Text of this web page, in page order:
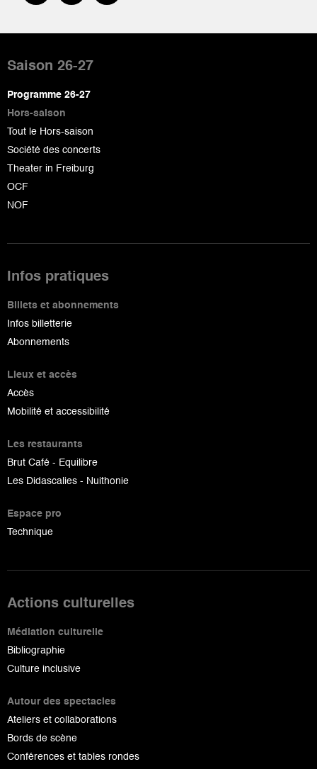
de
page
Saison 26-27
Programme 26-27
Hors-saison
Tout le Hors-saison
Société des concerts
Theater in Freiburg
OCF
NOF
Infos pratiques
Billets et abonnements
Infos billetterie
Abonnements
Lieux et accès
Accès
Mobilité et accessibilité
Les restaurants
Brut Café - Equilibre
Les Didascalies - Nuithonie
Espace pro
Technique
Actions culturelles
Médiation culturelle
Bibliographie
Culture inclusive
Autour des spectacles
Ateliers et collaborations
Bords de scène
Conférences et tables rondes